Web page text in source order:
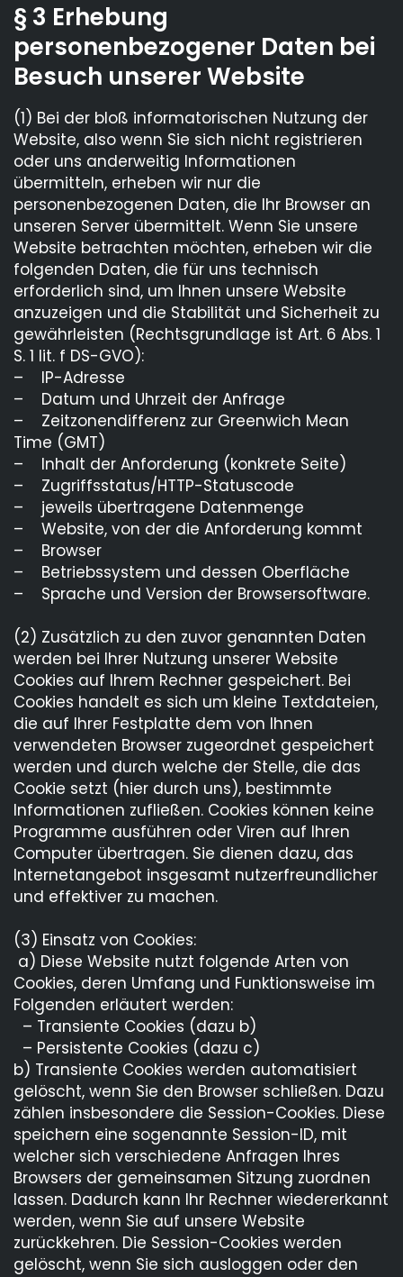
Ausbildungsportal Kronach
Datenschutz
§ 3 Erhebung
personenbezogener Daten bei
Besuch unserer Website
(1) Bei der bloß informatorischen Nutzung der
Website, also wenn Sie sich nicht registrieren
oder uns anderweitig Informationen
übermitteln, erheben wir nur die
personenbezogenen Daten, die Ihr Browser an
unseren Server übermittelt. Wenn Sie unsere
Website betrachten möchten, erheben wir die
folgenden Daten, die für uns technisch
erforderlich sind, um Ihnen unsere Website
anzuzeigen und die Stabilität und Sicherheit zu
gewährleisten (Rechtsgrundlage ist Art. 6 Abs. 1
S. 1 lit. f DS-GVO):
– IP-Adresse
– Datum und Uhrzeit der Anfrage
– Zeitzonendifferenz zur Greenwich Mean
Time (GMT)
– Inhalt der Anforderung (konkrete Seite)
– Zugriffsstatus/HTTP-Statuscode
– jeweils übertragene Datenmenge
– Website, von der die Anforderung kommt
– Browser
– Betriebssystem und dessen Oberfläche
– Sprache und Version der Browsersoftware.
(2) Zusätzlich zu den zuvor genannten Daten
werden bei Ihrer Nutzung unserer Website
Cookies auf Ihrem Rechner gespeichert. Bei
Cookies handelt es sich um kleine Textdateien,
die auf Ihrer Festplatte dem von Ihnen
verwendeten Browser zugeordnet gespeichert
werden und durch welche der Stelle, die das
Cookie setzt (hier durch uns), bestimmte
Informationen zufließen. Cookies können keine
Programme ausführen oder Viren auf Ihren
Computer übertragen. Sie dienen dazu, das
Internetangebot insgesamt nutzerfreundlicher
und effektiver zu machen.
(3) Einsatz von Cookies:
a) Diese Website nutzt folgende Arten von
Cookies, deren Umfang und Funktionsweise im
Folgenden erläutert werden:
– Transiente Cookies (dazu b)
– Persistente Cookies (dazu c)
b) Transiente Cookies werden automatisiert
gelöscht, wenn Sie den Browser schließen. Dazu
zählen insbesondere die Session-Cookies. Diese
speichern eine sogenannte Session-ID, mit
welcher sich verschiedene Anfragen Ihres
Browsers der gemeinsamen Sitzung zuordnen
lassen. Dadurch kann Ihr Rechner wiedererkannt
werden, wenn Sie auf unsere Website
zurückkehren. Die Session-Cookies werden
gelöscht, wenn Sie sich ausloggen oder den